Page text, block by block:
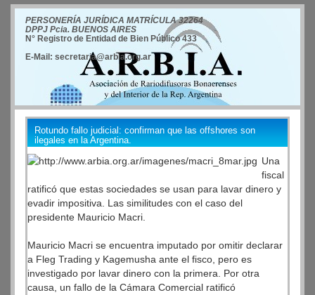
PERSONERÍA JURÍDICA MATRÍCULA 32264
DPPJ Pcia. BUENOS AIRES
N° Registro de Entidad de Bien Público 433
E-Mail: secretaria@arbia.org.ar
Rotundo fallo judicial: confirman que las offshores son
ilegales en la Argentina.
Una
fiscal
ratificó que estas sociedades se usan para lavar dinero y
evadir impositiva. Las similitudes con el caso del
presidente Mauricio Macri.
Mauricio Macri se encuentra imputado por omitir declarar
a Fleg Trading y Kagemusha ante el fisco, pero es
investigado por lavar dinero con la primera. Por otra
causa, un fallo de la Cámara Comercial ratificó